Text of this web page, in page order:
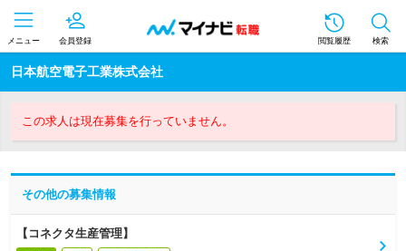
メニュー 会員登録 閲覧履歴 検索
日本航空電子工業株式会社
この求人は現在募集を行っていません。
その他の募集情報
【コネクタ生産管理】